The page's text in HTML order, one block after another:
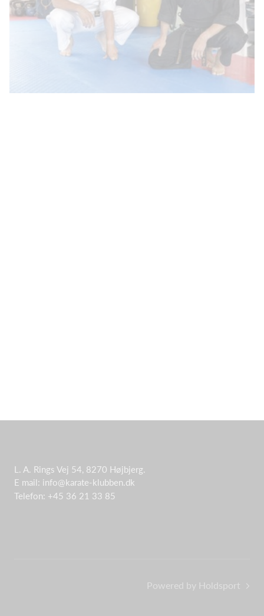
L. A. Rings Vej 54, 8270 Højbjerg.
E mail: info@karate-klubben.dk
Telefon: +45 36 21 33 85
Powered by Holdsport